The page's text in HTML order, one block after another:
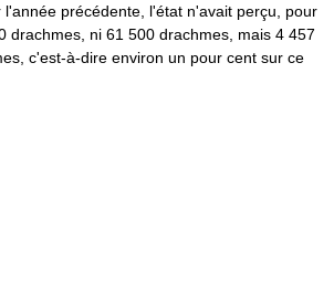
l'année précédente, l'état n'avait perçu, pour
drachmes, ni 61 500 drachmes, mais 4 457
c'est-à-dire environ un pour cent sur ce